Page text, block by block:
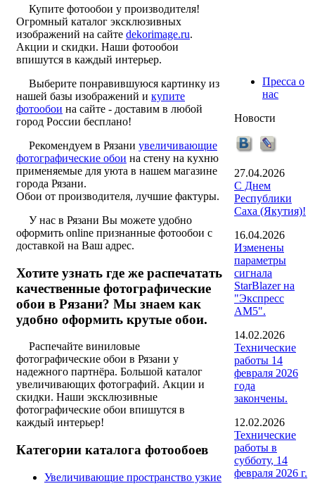
Купите фотообои у производителя!
Огромный каталог эксклюзивных
изображений на сайте dekorimage.ru.
Акции и скидки. Наши фотообои
впишутся в каждый интерьер.
Выберите понравившуюся картинку из
нашей базы изображений и купите
фотообои на сайте - доставим в любой
город России бесплано!
Рекомендуем в Рязани увеличивающие
фотографические обои на стену на кухню
применяемые для уюта в нашем магазине
города Рязани.
Обои от производителя, лучшие фактуры.
У нас в Рязани Вы можете удобно
оформить online признанные фотообои с
доставкой на Ваш адрес.
Хотите узнать где же распечатать
качественные фотографические
обои в Рязани? Мы знаем как
удобно оформить крутые обои.
Распечайте виниловые
фотографические обои в Рязани у
надежного партнёра. Большой каталог
увеличивающих фотографий. Акции и
скидки. Наши эксклюзивные
фотографические обои впишутся в
каждый интерьер!
Категории каталога фотообоев
Увеличивающие пространство узкие
Пресса о
нас
Новости
27.04.2026
С Днем
Республики
Саха (Якутия)!
16.04.2026
Изменены
параметры
сигнала
StarBlazer на
"Экспресс
АМ5".
14.02.2026
Технические
работы 14
февраля 2026
года
закончены.
12.02.2026
Технические
работы в
субботу, 14
февраля 2026 г.